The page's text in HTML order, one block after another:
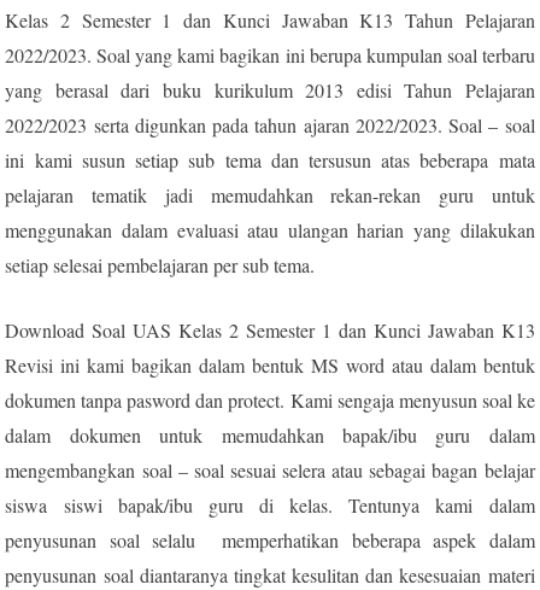
Kelas 2 Semester 1 dan Kunci Jawaban K13 Tahun Pelajaran
2022/2023. Soal yang kami bagikan ini berupa kumpulan soal terbaru
yang berasal dari buku kurikulum 2013 edisi Tahun Pelajaran
2022/2023 serta digunkan pada tahun ajaran 2022/2023. Soal – soal
ini kami susun setiap sub tema dan tersusun atas beberapa mata
pelajaran tematik jadi memudahkan rekan-rekan guru untuk
menggunakan dalam evaluasi atau ulangan harian yang dilakukan
setiap selesai pembelajaran per sub tema.
Download Soal UAS Kelas 2 Semester 1 dan Kunci Jawaban K13
Revisi ini kami bagikan dalam bentuk MS word atau dalam bentuk
dokumen tanpa pasword dan protect. Kami sengaja menyusun soal ke
dalam dokumen untuk memudahkan bapak/ibu guru dalam
mengembangkan soal – soal sesuai selera atau sebagai bagan belajar
siswa siswi bapak/ibu guru di kelas. Tentunya kami dalam
penyusunan soal selalu memperhatikan beberapa aspek dalam
penyusunan soal diantaranya tingkat kesulitan dan kesesuaian materi